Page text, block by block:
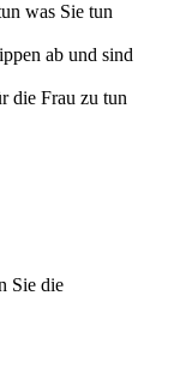
was Sie tun
ab und sind
die Frau zu tun
Sie die